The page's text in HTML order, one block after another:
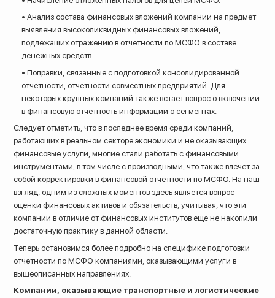
• Анализ состава финансовых вложений компании на предмет
выявления высоколиквидных финансовых вложений,
подлежащих отражению в отчетности по МСФО в составе
денежных средств.
• Поправки, связанные с подготовкой консолидированной
отчетности, отчетности совместных предприятий. Для
некоторых крупных компаний также встает вопрос о включении
в финансовую отчетность информации о сегментах.
Следует отметить, что в последнее время среди компаний,
работающих в реальном секторе экономики и не оказывающих
финансовые услуги, многие стали работать с финансовыми
инструментами, в том числе с производными, что также влечет за
собой корректировки в финансовой отчетности по МСФО. На наш
взгляд, одним из сложных моментов здесь является вопрос
оценки финансовых активов и обязательств, учитывая, что эти
компании в отличие от финансовых институтов еще не накопили
достаточную практику в данной области.
Теперь остановимся более подробно на специфике подготовки
отчетности по МСФО компаниями, оказывающими услуги в
вышеописанных направлениях.
Компании, оказывающие транспортные и логистические